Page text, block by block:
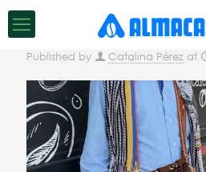
Published by Catalina Pérez at